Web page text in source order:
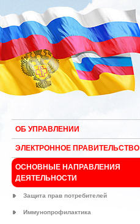
ОБ УПРАВЛЕНИИ
ЭЛЕКТРОННОЕ ПРАВИТЕЛЬСТВО
ОСНОВНЫЕ НАПРАВЛЕНИЯ
ДЕЯТЕЛЬНОСТИ
Защита прав потребителей
Иммунопрофилактика